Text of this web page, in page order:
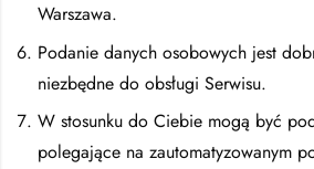
Warszawa.
Podanie danych osobowych jest
niezbędne do obsługi Serwisu.
W stosunku do Ciebie mogą być
polegające na zautomatyzowanym